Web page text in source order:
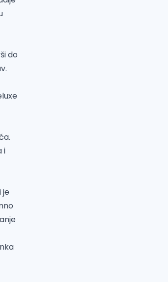
do
i
je